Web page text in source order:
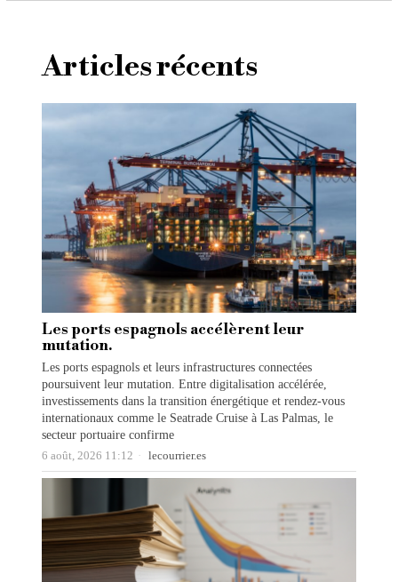
Articles récents
Les ports espagnols accélèrent leur
mutation.
Les ports espagnols et leurs infrastructures connectées
poursuivent leur mutation. Entre digitalisation accélérée,
investissements dans la transition énergétique et rendez-vous
internationaux comme le Seatrade Cruise à Las Palmas, le
secteur portuaire confirme
6 août, 2026 11:12 lecourrier.es